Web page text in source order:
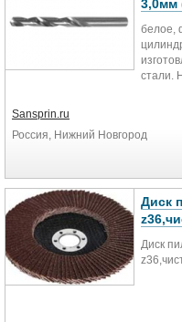
3,0мм
белое,
стали.
Sansprin.ru
Россия, Нижний Новгород
Диск
Диск